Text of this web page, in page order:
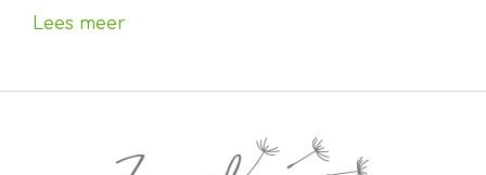
Lees meer